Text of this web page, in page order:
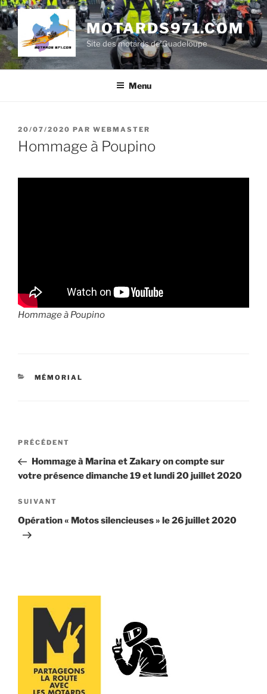
Aller
au
contenu
principal
MOTARDS971.COM
Site des motards de Guadeloupe
Menu
PUBLIÉ
LE
20/07/2020 PAR WEBMASTER
Hommage à Poupino
Hommage à Poupino
CATÉGORIES
MÉMORIAL
Navigation
l’article
Article
précédent
PRÉCÉDENT
Hommage à Marina et Zakary on compte sur
votre présence dimanche 19 et lundi 20 juillet 2020
Article
suivant
SUIVANT
Opération « Motos silencieuses » le 26 juillet 2020